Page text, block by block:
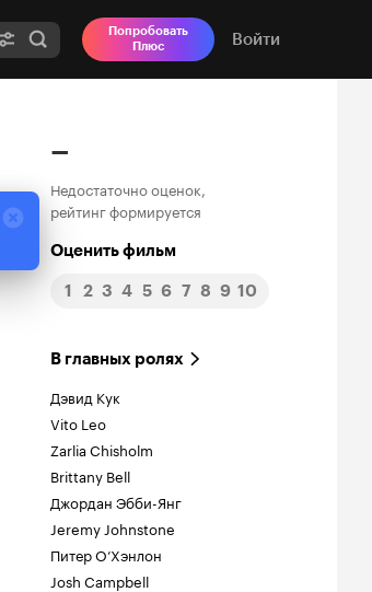
Попробовать
Плюс
Войти
–
Недостаточно оценок,
рейтинг формируется
Оценить фильм
1 2 3 4 5 6 7 8 9 10
В главных ролях
Дэвид Кук
Vito Leo
Zarlia Chisholm
Brittany Bell
Джордан Эбби-Янг
Jeremy Johnstone
Питер О’Хэнлон
Josh Campbell